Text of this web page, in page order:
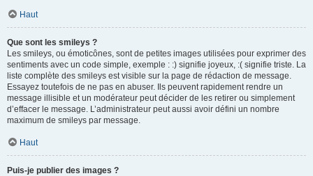
Haut
Que sont les smileys ?
Les smileys, ou émoticônes, sont de petites images utilisées pour exprimer des
sentiments avec un code simple, exemple : :) signifie joyeux, :( signifie triste. La
liste complète des smileys est visible sur la page de rédaction de message.
Essayez toutefois de ne pas en abuser. Ils peuvent rapidement rendre un
message illisible et un modérateur peut décider de les retirer ou simplement
d’effacer le message. L’administrateur peut aussi avoir défini un nombre
maximum de smileys par message.
Haut
Puis-je publier des images ?